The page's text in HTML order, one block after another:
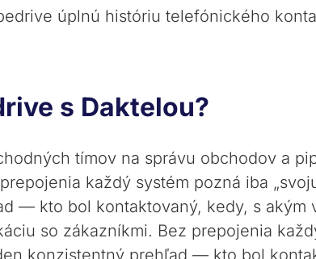
úplnú históriu telefónického
s Daktelou?
tímov na správu obchodov a
každý systém pozná iba
— kto bol kontaktovaný, kedy, s akým
so zákazníkmi. Bez prepojenia